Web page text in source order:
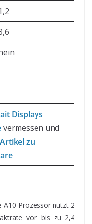
1,2
Displays
vermessen und
zu
A10-Prozessor nutzt 2
von bis zu 2,4